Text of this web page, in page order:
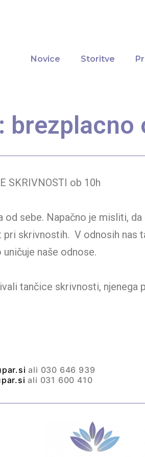
Novice Storitve
brezplacno
SKRIVNOSTI ob 10h
od sebe. Napačno je misliti,
skrivnostih. V odnosih nas
naše odnose.
tančice skrivnosti, njenega
ali 030 646 939
ali 031 600 410